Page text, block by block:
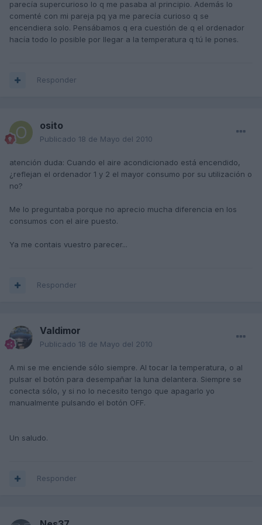
parecía supercurioso lo q me pasaba al principio. Además lo
comenté con mi pareja pq ya me parecía curioso q se
encendiera solo. Pensábamos q era cuestión de q el ordenador
hacía todo lo posible por llegar a la temperatura q tú le pones.
Responder
osito
Publicado 18 de Mayo del 2010
atención duda: Cuando el aire acondicionado está encendido,
¿reflejan el ordenador 1 y 2 el mayor consumo por su utilización o
no?
Me lo preguntaba porque no aprecio mucha diferencia en los
consumos con el aire puesto.
Ya me contais vuestro parecer...
Responder
Valdimor
Publicado 18 de Mayo del 2010
A mi se me enciende sólo siempre. Al tocar la temperatura, o al
pulsar el botón para desempañar la luna delantera. Siempre se
conecta sólo, y si no lo necesito tengo que apagarlo yo
manualmente pulsando el botón OFF.
Un saludo.
Responder